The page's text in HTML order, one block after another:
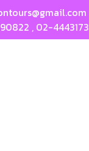
, 02-4443173